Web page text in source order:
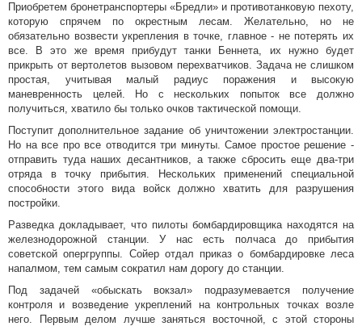
Приобретем бронетранспортеры «Бредли» и противотанковую пехоту,
которую спрячем по окрестным лесам. Желательно, но не
обязательно возвести укрепления в точке, главное - не потерять их
все. В это же время прибудут танки Беннета, их нужно будет
прикрыть от вертолетов вызовом перехватчиков. Задача не слишком
простая, учитывая малый радиус поражения и высокую
маневренность целей. Но с нескольких попыток все должно
получиться, хватило бы только очков тактической помощи.
Поступит дополнительное задание об уничтожении электростанции.
Но на все про все отводится три минуты. Самое простое решение -
отправить туда наших десантников, а также сбросить еще два-три
отряда в точку прибытия. Нескольких применений специальной
способности этого вида войск должно хватить для разрушения
постройки.
Разведка докладывает, что пилоты бомбардировщика находятся на
железнодорожной станции. У нас есть полчаса до прибытия
советской опергруппы. Сойер отдал приказ о бомбардировке леса
напалмом, тем самым сократил нам дорогу до станции.
Под задачей «обыскать вокзал» подразумевается получение
контроля и возведение укреплений на контрольных точках возле
него. Первым делом лучше заняться восточной, с этой стороны